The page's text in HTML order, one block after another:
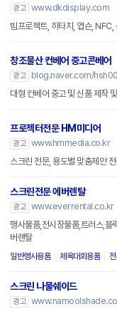
광고 www.dkdisplay.com
빔프로젝트, 히타치, 앱슨, NFC,
창조물산 컨베어 중고콘베어
광고
blog.naver.com/
대형 컨베어 중고 및 신품 제작
프로젝터전문 HM미디어
광고 www.hmmedia.co.kr
스크린 전문, 용도별 맞춤제안
스크린전문 에버렌탈
광고 www.everrental.co.kr
행사물품,전시장물품,트러스,블
버렌탈
일반행사용품 체육대회용품
스크린 나물쉐이드
광고